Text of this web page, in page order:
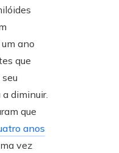
ano
que
diminuir.
que
anos
vez